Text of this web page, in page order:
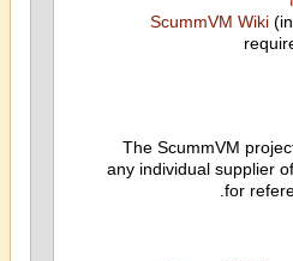
ScummVM Wiki
The ScummVM
any individual supplier
for